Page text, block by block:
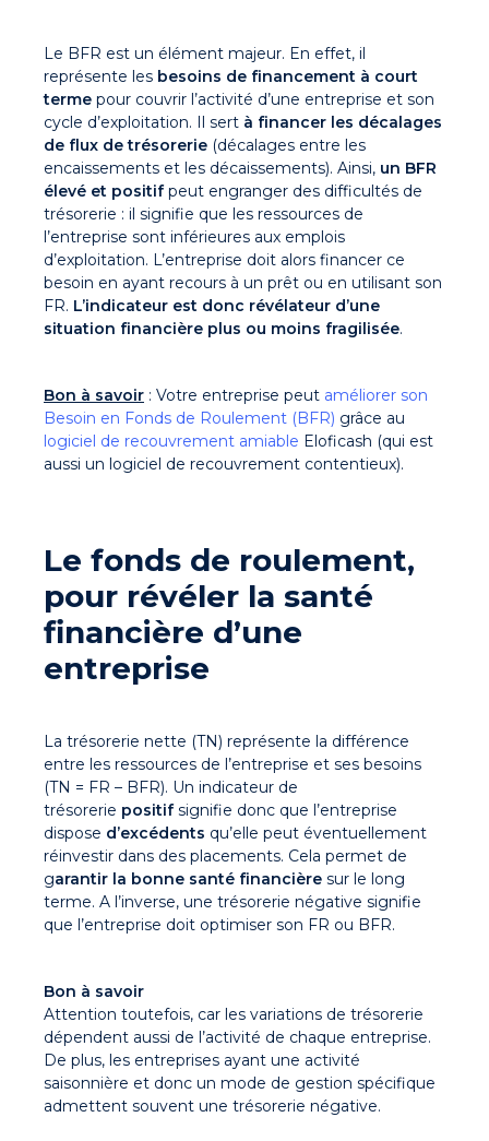
Le BFR est un élément majeur. En effet, il
représente les besoins de financement à court
terme pour couvrir l’activité d’une entreprise et son
cycle d’exploitation. Il sert à financer les décalages
de flux de trésorerie (décalages entre les
encaissements et les décaissements). Ainsi, un BFR
élevé et positifpeut engranger des difficultés de
trésorerie : il signifie que les ressources de
l’entreprise sont inférieures aux emplois
d’exploitation. L’entreprise doit alors financer ce
besoin en ayant recours à un prêt ou en utilisant son
FR. L’indicateur est donc révélateur d’une
situation financière plus ou moins fragilisée.
Bon à savoir : Votre entreprise peut améliorer son
Besoin en Fonds de Roulement (BFR) grâce au
logiciel de recouvrement amiable Eloficash (qui est
aussi un logiciel de recouvrement contentieux).
Le fonds de roulement,
pour révéler la santé
financière d’une
entreprise
La trésorerie nette (TN) représente la différence
entre les ressources de l’entreprise et ses besoins
(TN = FR – BFR). Un indicateur de
trésorerie positifsignifie donc que l’entreprise
dispose d’excédents qu’elle peut éventuellement
réinvestir dans des placements. Cela permet de
garantir la bonne santé financière sur le long
terme. A l’inverse, une trésorerie négative signifie
que l’entreprise doit optimiser son FR ou BFR.
Bon à savoir
Attention toutefois, car les variations de trésorerie
dépendent aussi de l’activité de chaque entreprise.
De plus, les entreprises ayant une activité
saisonnière et donc un mode de gestion spécifique
admettent souvent une trésorerie négative.